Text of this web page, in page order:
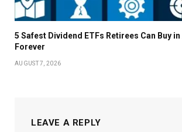
5 Safest Dividend ETFs Retirees Can Buy
Forever
AUGUST 7, 2026
LEAVE A REPLY